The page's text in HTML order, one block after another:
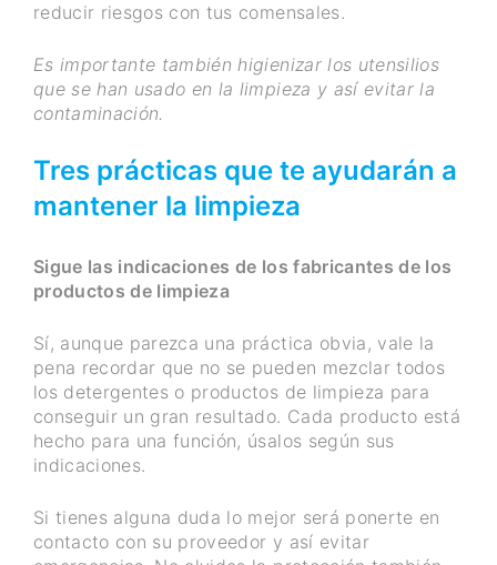
reducir riesgos con tus comensales.
Es importante también higienizar los utensilios
que se han usado en la limpieza y así evitar la
contaminación.
Tres prácticas que te ayudarán a
mantener la limpieza
Sigue las indicaciones de los fabricantes de los
productos de limpieza
Sí, aunque parezca una práctica obvia, vale la
pena recordar que no se pueden mezclar todos
los detergentes o productos de limpieza para
conseguir un gran resultado. Cada producto está
hecho para una función, úsalos según sus
indicaciones.
Si tienes alguna duda lo mejor será ponerte en
contacto con su proveedor y así evitar